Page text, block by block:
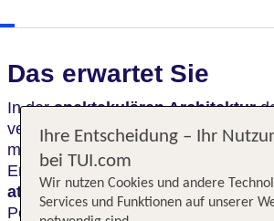
Das erwartet Sie
In derspektakulären Architektur
verschmelzen zeitgenössischer
märchenhafte Elemente zu einem
Erlebnis. Inspirierende Designs und
atemberaubende Ausblickeauf
Pearl schaffen eine faszinierende
Ihre Entscheidung – Ihr
bei TUI.com
Wir nutzen Cookies und andere
Services und Funktionen auf unserer